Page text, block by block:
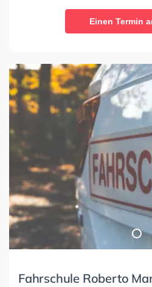
Einen Termin
Fahrschule Roberto